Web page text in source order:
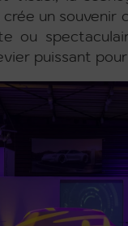
crée un souvenir
ou
puissant